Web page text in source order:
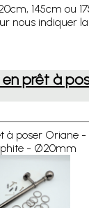
145cm ou
nous indiquer la
prêt à
à poser Oriane -
- Ø20mm